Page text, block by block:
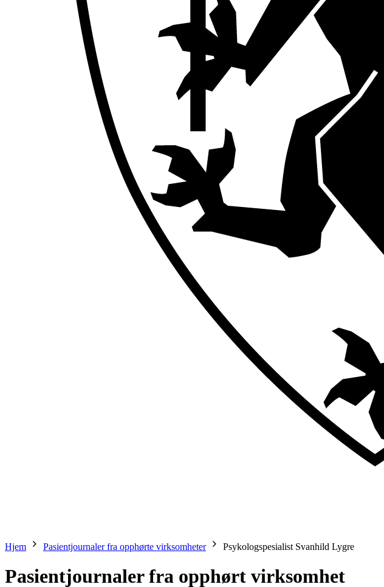
Hjem Pasientjournaler fra opphørte virksomheter Psykologspesialist Svanhild Lygre
Pasientjournaler fra opphørt virksomhet